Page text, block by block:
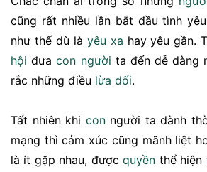
cũng rất nhiều lần bắt đầu tình
như thế dù là yêu xa hay yêu gần.
hội đưacon người ta đến dễ dàng
rắc những điều lừa dối.
Tất nhiên khi conngười ta dành
mạng thì cảm xúc cũng mãnh liệt
là ít gặp nhau, đượcquyền thể hiện